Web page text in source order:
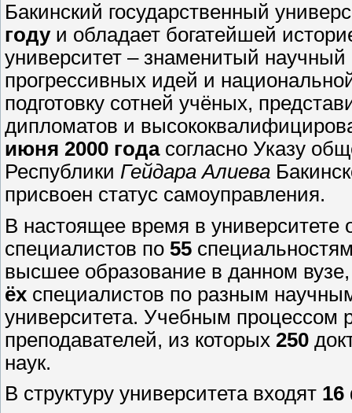
Бакинский государственный
годуи обладает богатейшей
университет – знаменитый
прогрессивных идей и
подготовку сотней учёных,
дипломатов и
июня 2000 годасогласно Указу
Республики Гейдара Алиева
присвоен статус самоуправления.
В настоящее время в университете
специалистов по 55
высшее образование в данном
ёх специалистов по разным
университета. Учебным процессом
преподавателей, из которых 250
наук.
В структуру университета входят 16